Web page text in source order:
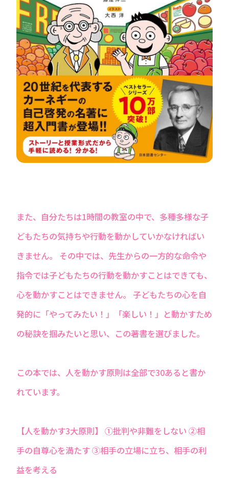
また、自分たちは1時間の教室の中で、多種多様な子
どもたちの気持ちや行動を動かしていかなければい
きません。 その中では、先生からの一方的な命令や
指令では子どもたちの行動を動かすことはできても、
心を動かすことはできません。 子どもたちの心を自
発的に「やってみたい！」「楽しい！」と動かすため
の秘訣を掴みたいと思い、この著書を選びました。
この本では、人を動かす原則は全部で30あると書か
れています。
【人を動かす3大原則】 ①批判や非難をしない ②相
手の自尊心を満たす ③相手の立場に立ち、相手の利
益を考える